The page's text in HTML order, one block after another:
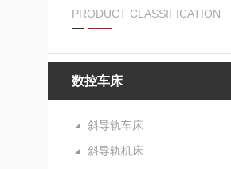
PRODUCT CLASSIFICATION
数控车床
斜导轨车床
斜导轨机床